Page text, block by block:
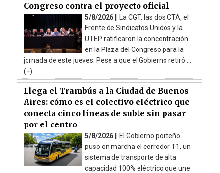
Congreso contra el proyecto oficial
5/8/2026 ||
La CGT, las dos CTA, el
Frente de Sindicatos Unidos y la
UTEP ratificaron la concentración
en la Plaza del Congreso para la
jornada de este jueves. Pese a que el Gobierno retiró ...
(+)
Llega el Trambús a la Ciudad de Buenos
Aires: cómo es el colectivo eléctrico que
conecta cinco líneas de subte sin pasar
por el centro
5/8/2026 ||
El Gobierno porteño
puso en marcha el corredor T1, un
sistema de transporte de alta
capacidad 100% eléctrico que une